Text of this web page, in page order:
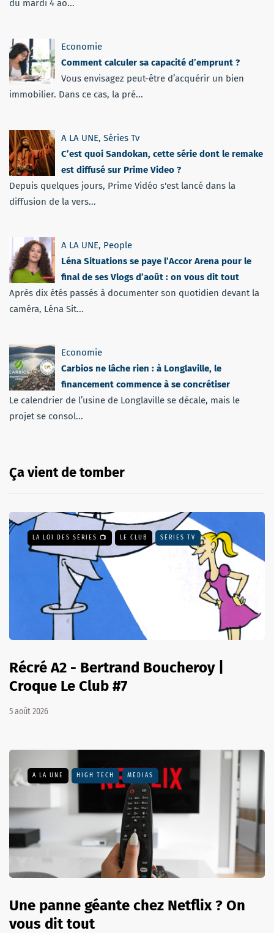
du mardi 4 ao...
Economie
Comment calculer sa capacité d’emprunt ?
Vous envisagez peut-être d’acquérir un bien
immobilier. Dans ce cas, la pré...
A LA UNE, Séries Tv
C’est quoi Sandokan, cette série dont le remake
est diffusé sur Prime Video ?
Depuis quelques jours, Prime Vidéo s'est lancé dans la
diffusion de la vers...
A LA UNE, People
Léna Situations se paye l’Accor Arena pour le
final de ses Vlogs d’août : on vous dit tout
Après dix étés passés à documenter son quotidien devant la
caméra, Léna Sit...
Economie
Carbios ne lâche rien : à Longlaville, le
financement commence à se concrétiser
Le calendrier de l’usine de Longlaville se décale, mais le
projet se consol...
Ça vient de tomber
LA LOI DES SÉRIES 📺 LE CLUB SÉRIES TV
Récré A2 - Bertrand Boucheroy |
Croque Le Club #7
5 août 2026
A LA UNE HIGH TECH MÉDIAS
Une panne géante chez Netflix ? On
vous dit tout